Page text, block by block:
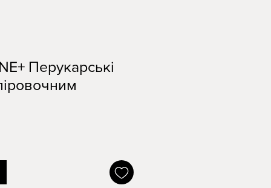
Перукарські